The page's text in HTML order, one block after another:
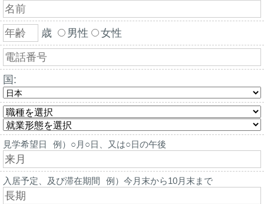
歳 男性 女性
国:
見学希望日 例）○月○日、又は○日の午後
入居予定、及び滞在期間 例）今月末から10月末まで